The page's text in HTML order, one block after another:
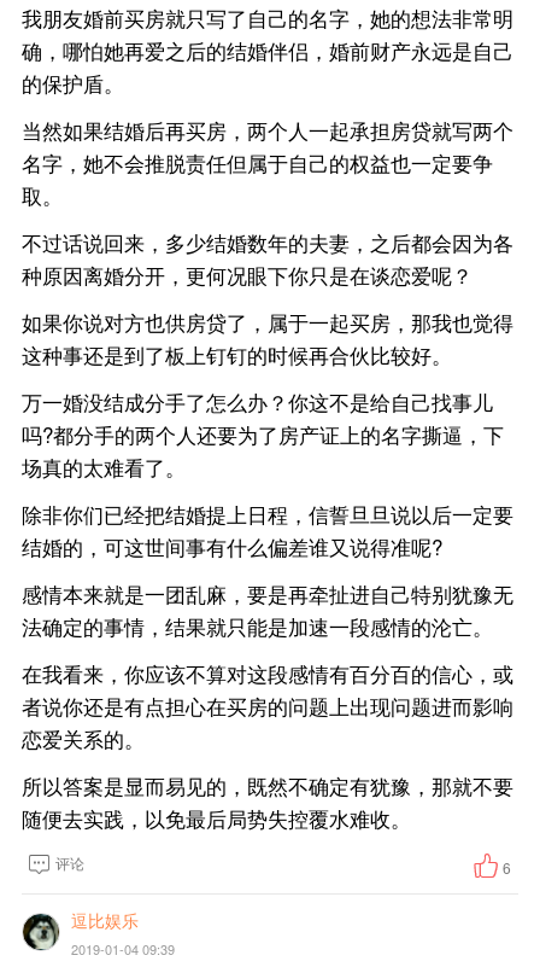
我朋友婚前买房就只写了自己的名字，她的想法非常明
确，哪怕她再爱之后的结婚伴侣，婚前财产永远是自己
的保护盾。
当然如果结婚后再买房，两个人一起承担房贷就写两个
名字，她不会推脱责任但属于自己的权益也一定要争
取。
不过话说回来，多少结婚数年的夫妻，之后都会因为各
种原因离婚分开，更何况眼下你只是在谈恋爱呢？
如果你说对方也供房贷了，属于一起买房，那我也觉得
这种事还是到了板上钉钉的时候再合伙比较好。
万一婚没结成分手了怎么办？你这不是给自己找事儿
吗?都分手的两个人还要为了房产证上的名字撕逼，下
场真的太难看了。
除非你们已经把结婚提上日程，信誓旦旦说以后一定要
结婚的，可这世间事有什么偏差谁又说得准呢?
感情本来就是一团乱麻，要是再牵扯进自己特别犹豫无
法确定的事情，结果就只能是加速一段感情的沦亡。
在我看来，你应该不算对这段感情有百分百的信心，或
者说你还是有点担心在买房的问题上出现问题进而影响
恋爱关系的。
所以答案是显而易见的，既然不确定有犹豫，那就不要
随便去实践，以免最后局势失控覆水难收。
评论 6
逗比娱乐
2019-01-04 09:39